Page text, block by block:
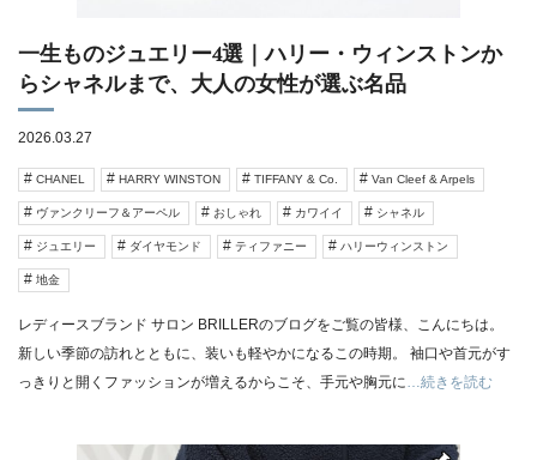
一生ものジュエリー4選｜ハリー・ウィンストンか
らシャネルまで、大人の女性が選ぶ名品
2026.03.27
CHANEL HARRY WINSTON TIFFANY & Co. Van Cleef & Arpels
ヴァンクリーフ＆アーペル おしゃれ カワイイ シャネル
ジュエリー ダイヤモンド ティファニー ハリーウィンストン
地金
レディースブランド サロン BRILLERのブログをご覧の皆様、こんにちは。
新しい季節の訪れとともに、装いも軽やかになるこの時期。 袖口や首元がす
っきりと開くファッションが増えるからこそ、手元や胸元に…続きを読む